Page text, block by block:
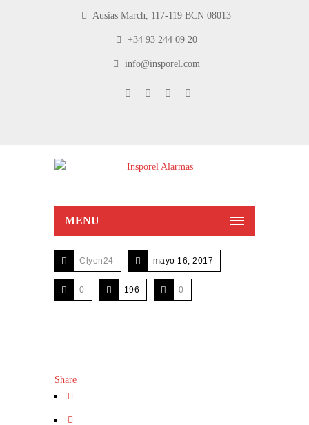
Ausias March, 117-119 BCN 08013
+34 93 244 09 20
info@insporel.com
MENU
Clyon24 mayo 16, 2017
0 196 0
Share